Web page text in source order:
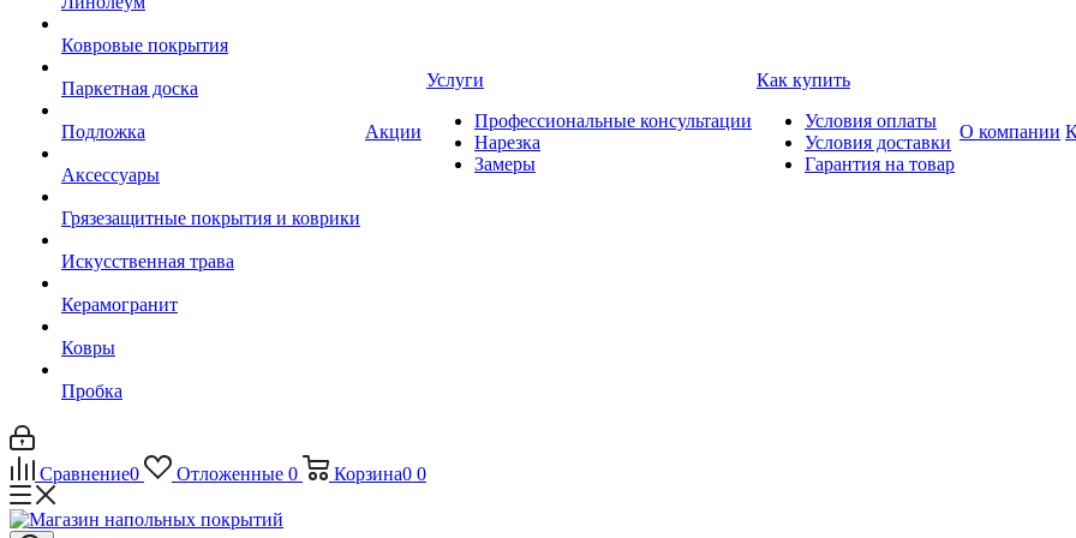
Ковровые покрытия
Паркетная доска
Подложка
Аксессуары
Грязезащитные покрытия и коврики
Искусственная трава
Керамогранит
Ковры
Пробка
Акции
Услуги
Профессиональные консультации
Нарезка
Замеры
Как купить
Условия оплаты
Условия доставки
Гарантия на товар
О компании
Сравнение0 Отложенные 0 Корзина0 0